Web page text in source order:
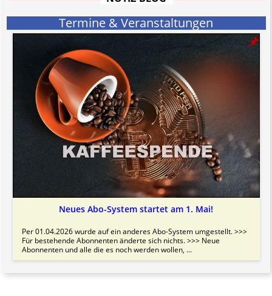
Termine & Veranstaltungen
Neues Abo-System startet am 1. Mai!
Per 01.04.2026 wurde auf ein anderes Abo-System umgestellt. >>>
Für bestehende Abonnenten änderte sich nichts. >>> Neue
Abonnenten und alle die es noch werden wollen, ...